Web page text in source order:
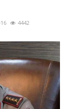
4442
Pati Polri,
Jun 26, 2023 1035